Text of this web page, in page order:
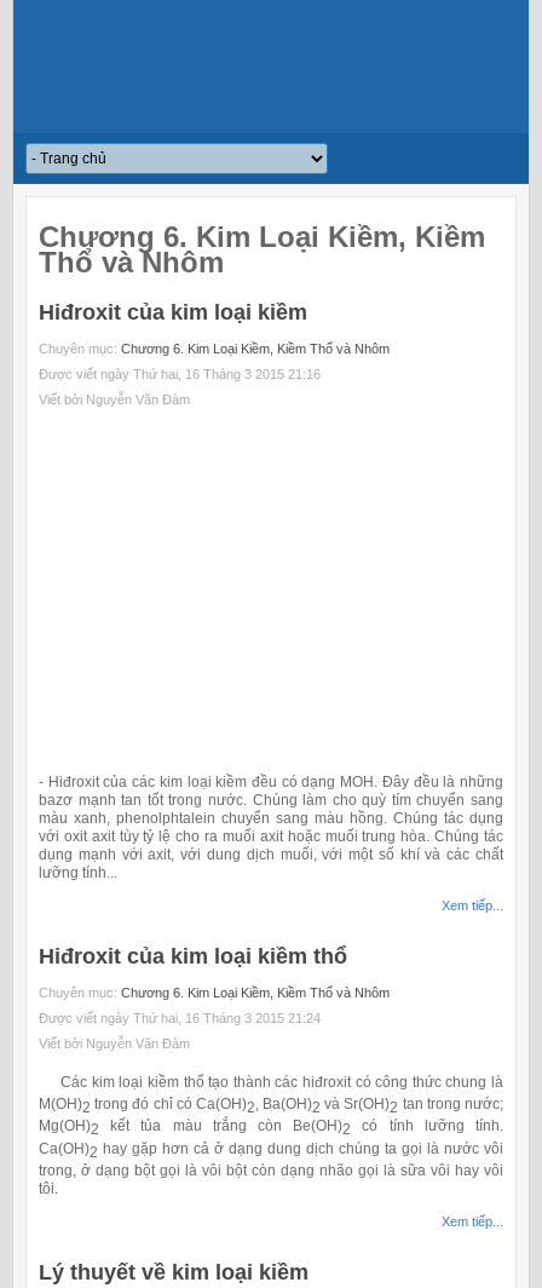
Chương 6. Kim Loại Kiềm, Kiềm
Thổ và Nhôm
Hiđroxit của kim loại kiềm
Chuyên mục: Chương 6. Kim Loại Kiềm, Kiềm Thổ và Nhôm
Được viết ngày Thứ hai, 16 Tháng 3 2015 21:16
Viết bởi Nguyễn Văn Đàm
- Hiđroxit của các kim loại kiềm đều có dạng MOH. Đây đều là những
bazơ mạnh tan tốt trong nước. Chúng làm cho quỳ tím chuyển sang
màu xanh, phenolphtalein chuyển sang màu hồng. Chúng tác dụng
với oxit axit tùy tỷ lệ cho ra muối axit hoặc muối trung hòa. Chúng tác
dụng mạnh với axit, với dung dịch muối, với một số khí và các chất
lưỡng tính...
Xem tiếp...
Hiđroxit của kim loại kiềm thổ
Chuyên mục: Chương 6. Kim Loại Kiềm, Kiềm Thổ và Nhôm
Được viết ngày Thứ hai, 16 Tháng 3 2015 21:24
Viết bởi Nguyễn Văn Đàm
Các kim loại kiềm thổ tạo thành các hiđroxit có công thức chung là
M(OH)2 trong đó chỉ có Ca(OH)2, Ba(OH)2 và Sr(OH)2 tan trong nước;
Mg(OH)2 kết tủa màu trắng còn Be(OH)2 có tính lưỡng tính.
Ca(OH)2 hay gặp hơn cả ở dạng dung dịch chúng ta gọi là nước vôi
trong, ở dạng bột gọi là vôi bột còn dạng nhão gọi là sữa vôi hay vôi
tôi.
Xem tiếp...
Lý thuyết về kim loại kiềm